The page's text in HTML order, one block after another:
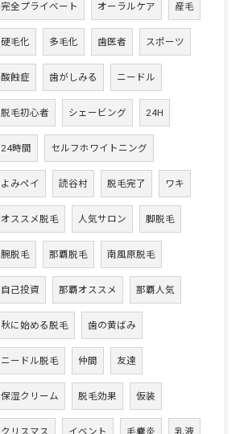
完全プライベート オーラルケア 産毛
硬毛化 多毛化 歯医者 スポーツ
酸蝕症 歯がしみる ニードル
脱毛初心者 シェービング 24H
24時間 セルフホワイトニング
よみペイ 読谷村 脱毛完了 ワキ
オススメ脱毛 人気サロン 脚脱毛
腕脱毛 那覇脱毛 南風原脱毛
自己投資 那覇オススメ 那覇人気
秋に始める脱毛 歯の黄ばみ
ニードル脱毛 仲間 友達
保湿クリーム 脱毛効果 仮装
クリスマス イベント 毛嚢炎 乳液